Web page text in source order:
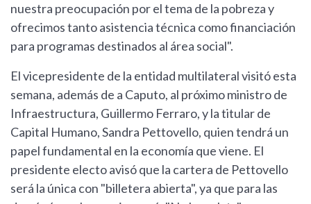
nuestra preocupación por el tema de la pobreza y
ofrecimos tanto asistencia técnica como financiación
para programas destinados al área social".
El vicepresidente de la entidad multilateral visitó esta
semana, además de a Caputo, al próximo ministro de
Infraestructura, Guillermo Ferraro, y la titular de
Capital Humano, Sandra Pettovello, quien tendrá un
papel fundamental en la economía que viene. El
presidente electo avisó que la cartera de Pettovello
será la única con "billetera abierta", ya que para las